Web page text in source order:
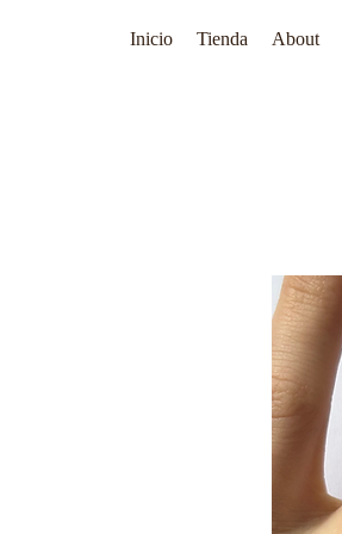
Inicio Tienda About